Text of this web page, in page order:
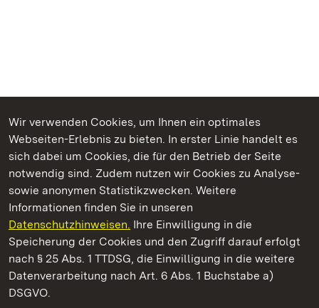
Wir verwenden Cookies, um Ihnen ein optimales
Webseiten-Erlebnis zu bieten. In erster Linie handelt es
sich dabei um Cookies, die für den Betrieb der Seite
notwendig sind. Zudem nutzen wir Cookies zu Analyse-
sowie anonymen Statistikzwecken. Weitere
Informationen finden Sie in unseren
Datenschutzhinweisen. Ihre Einwilligung in die
Speicherung der Cookies und den Zugriff darauf erfolgt
nach § 25 Abs. 1 TTDSG, die Einwilligung in die weitere
Datenverarbeitung nach Art. 6 Abs. 1 Buchstabe a)
DSGVO.
Kommen. Staunen. Genießen.
Schloss Favorite Rastatt
Staatliche Schlösser und Gärten Baden-Württemberg
Kontakt